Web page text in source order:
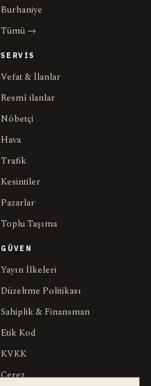
Burhaniye
Tümü →
SERVIS
Vefat & İlanlar
Resmî ilanlar
Nöbetçi
Hava
Trafik
Kesintiler
Pazarlar
Toplu Taşıma
GÜVEN
Yayın İlkeleri
Düzeltme Politikası
Sahiplik & Finansman
Etik Kod
KVKK
Çerez